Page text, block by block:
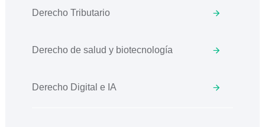
Derecho Tributario
Derecho de salud y biotecnología
Derecho Digital e IA